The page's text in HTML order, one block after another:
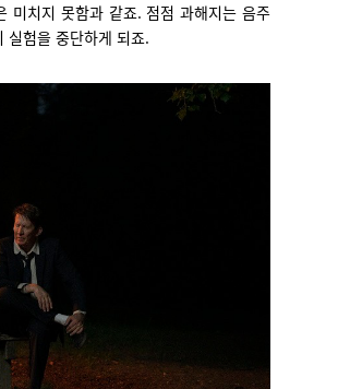
미치지 못함과 같죠. 점점 과해지는 음주
실험을 중단하게 되죠.